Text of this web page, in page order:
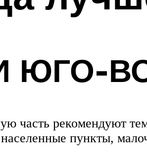
ЮГО-
часть рекомендуют
пункты,